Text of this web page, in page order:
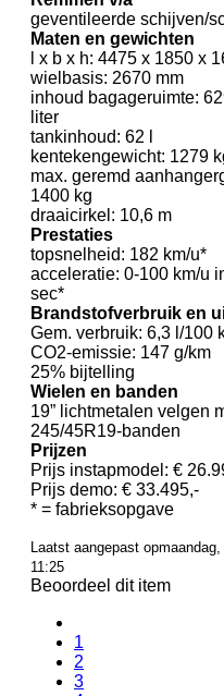
geventileerde schijven/
Maten en gewichten
l x b x h: 4475 x 1850 x
wielbasis: 2670 mm
inhoud bagageruimte:
liter
tankinhoud: 62 l
kentekengewicht: 1279
max. geremd
1400 kg
draaicirkel: 10,6 m
Prestaties
topsnelheid: 182 km/u*
acceleratie: 0-100 km/u
sec*
Brandstofverbruik en
Gem. verbruik: 6,3 l/100
CO2-emissie: 147 g/km
25% bijtelling
Wielen en banden
19” lichtmetalen velgen
245/45R19-banden
Prijzen
Prijs instapmodel: €
Prijs demo: € 33.495,-
* = fabrieksopgave
Laatst aangepast
11:25
Beoordeel dit item
1
2
3